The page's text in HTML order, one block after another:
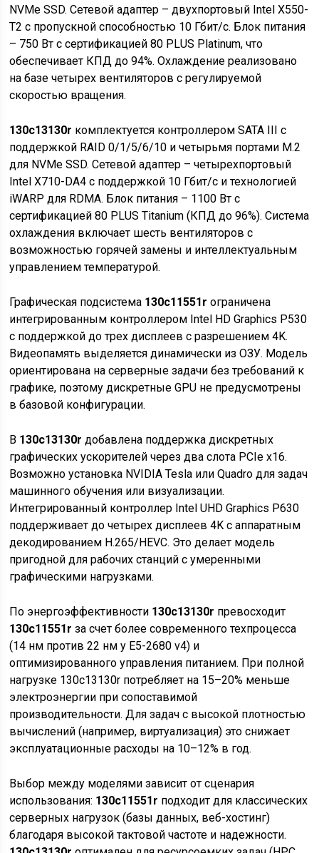
NVMe SSD. Сетевой адаптер – двухпортовый Intel X550-
T2 с пропускной способностью 10 Гбит/с. Блок питания
– 750 Вт с сертификацией 80 PLUS Platinum, что
обеспечивает КПД до 94%. Охлаждение реализовано
на базе четырех вентиляторов с регулируемой
скоростью вращения.
130c13130r комплектуется контроллером SATA III с
поддержкой RAID 0/1/5/6/10 и четырьмя портами M.2
для NVMe SSD. Сетевой адаптер – четырехпортовый
Intel X710-DA4 с поддержкой 10 Гбит/с и технологией
iWARP для RDMA. Блок питания – 1100 Вт с
сертификацией 80 PLUS Titanium (КПД до 96%). Система
охлаждения включает шесть вентиляторов с
возможностью горячей замены и интеллектуальным
управлением температурой.
Графическая подсистема 130c11551r ограничена
интегрированным контроллером Intel HD Graphics P530
с поддержкой до трех дисплеев с разрешением 4K.
Видеопамять выделяется динамически из ОЗУ. Модель
ориентирована на серверные задачи без требований к
графике, поэтому дискретные GPU не предусмотрены
в базовой конфигурации.
В 130c13130r добавлена поддержка дискретных
графических ускорителей через два слота PCIe x16.
Возможно установка NVIDIA Tesla или Quadro для задач
машинного обучения или визуализации.
Интегрированный контроллер Intel UHD Graphics P630
поддерживает до четырех дисплеев 4K с аппаратным
декодированием H.265/HEVC. Это делает модель
пригодной для рабочих станций с умеренными
графическими нагрузками.
По энергоэффективности 130c13130r превосходит
130c11551r за счет более современного техпроцесса
(14 нм против 22 нм у E5-2680 v4) и
оптимизированного управления питанием. При полной
нагрузке 130c13130r потребляет на 15–20% меньше
электроэнергии при сопоставимой
производительности. Для задач с высокой плотностью
вычислений (например, виртуализация) это снижает
эксплуатационные расходы на 10–12% в год.
Выбор между моделями зависит от сценария
использования: 130c11551r подходит для классических
серверных нагрузок (базы данных, веб-хостинг)
благодаря высокой тактовой частоте и надежности.